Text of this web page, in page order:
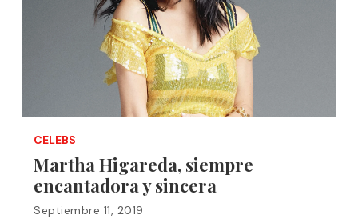
CELEBS
Martha Higareda, siempre
encantadora y sincera
Septiembre 11, 2019